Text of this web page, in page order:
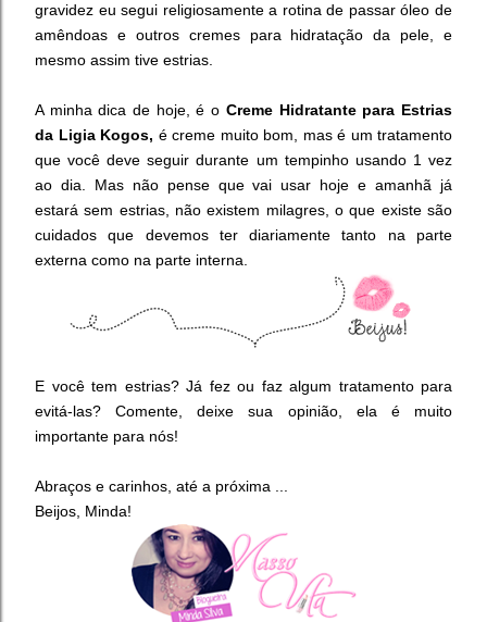
gravidez eu segui religiosamente a rotina de passar óleo de
amêndoas e outros cremes para hidratação da pele, e
mesmo assim tive estrias.
A minha dica de hoje, é o Creme Hidratante para Estrias
da Ligia Kogos, é creme muito bom, mas é um tratamento
que você deve seguir durante um tempinho usando 1 vez
ao dia. Mas não pense que vai usar hoje e amanhã já
estará sem estrias, não existem milagres, o que existe são
cuidados que devemos ter diariamente tanto na parte
externa como na parte interna.
E você tem estrias? Já fez ou faz algum tratamento para
evitá-las? Comente, deixe sua opinião, ela é muito
importante para nós!
Abraços e carinhos, até a próxima ...
Beijos, Minda!